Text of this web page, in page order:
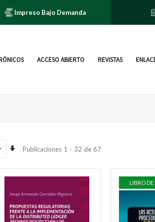
Impreso Bajo Demanda
ACCESO ABIERTO REVISTAS
Orden
Publicaciones 1 - 32 de 67
LIBRO